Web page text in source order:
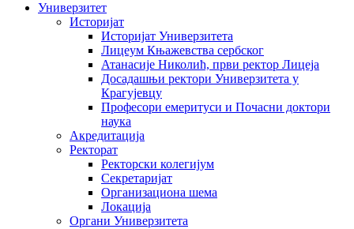
Универзитет
Историјат
Историјат Универзитета
Лицеум Књажевства сербског
Атанасије Николић, први ректор Лицеја
Досадашњи ректори Универзитета у
Крагујевцу
Професори емеритуси и Почасни доктори
наука
Акредитација
Ректорат
Ректорски колегијум
Секретаријат
Организациона шема
Локација
Органи Универзитета